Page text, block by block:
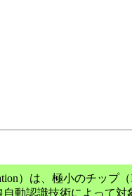
）は、極小のチップ
動認識技術によって